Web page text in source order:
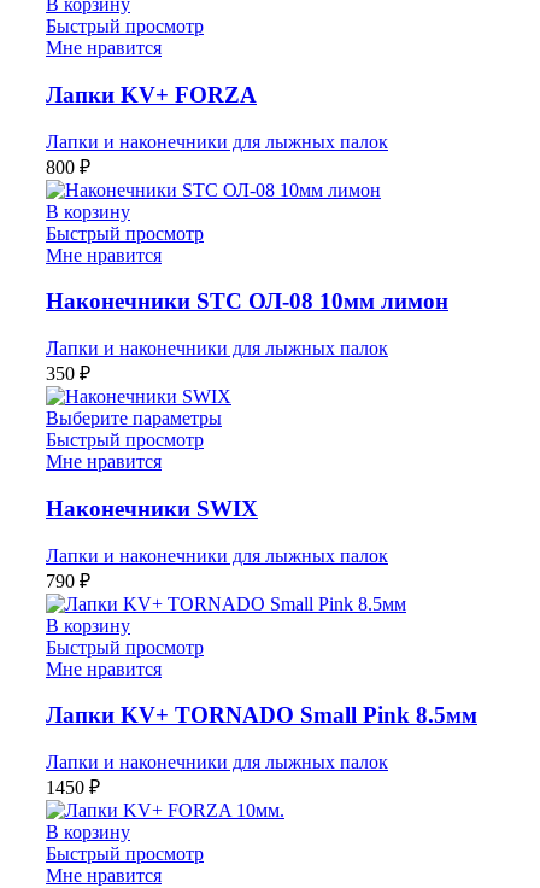
В корзину
Быстрый просмотр
Мне нравится
Лапки KV+ FORZA
Лапки и наконечники для лыжных палок
800 ₽
В корзину
Быстрый просмотр
Мне нравится
Наконечники STC ОЛ-08 10мм лимон
Лапки и наконечники для лыжных палок
350 ₽
Выберите параметры
Быстрый просмотр
Мне нравится
Наконечники SWIX
Лапки и наконечники для лыжных палок
790 ₽
В корзину
Быстрый просмотр
Мне нравится
Лапки KV+ TORNADO Small Pink 8.5мм
Лапки и наконечники для лыжных палок
1450 ₽
В корзину
Быстрый просмотр
Мне нравится